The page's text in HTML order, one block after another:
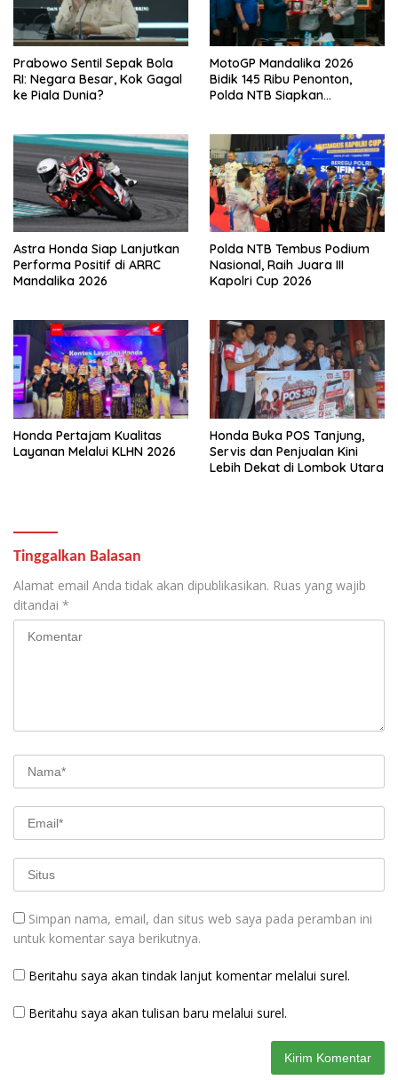
Prabowo Sentil Sepak Bola
RI: Negara Besar, Kok Gagal
ke Piala Dunia?
MotoGP Mandalika 2026
Bidik 145 Ribu Penonton,
Polda NTB Siapkan
Astra Honda Siap Lanjutkan
Performa Positif di ARRC
Mandalika 2026
Polda NTB Tembus Podium
Nasional, Raih Juara III
Kapolri Cup 2026
Honda Pertajam Kualitas
Layanan Melalui KLHN 2026
Honda Buka POS Tanjung,
Servis dan Penjualan Kini
Lebih Dekat di Lombok Utara
Tinggalkan Balasan
Alamat email Anda tidak akan dipublikasikan. Ruas yang wajib
ditandai *
Simpan nama, email, dan situs web saya pada peramban ini
untuk komentar saya berikutnya.
Beritahu saya akan tindak lanjut komentar melalui surel.
Beritahu saya akan tulisan baru melalui surel.